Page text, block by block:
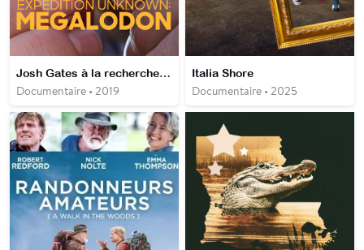
Josh Gates à la recherche du mégalodon
Documentaire • 2019
Italia Shore
Documentaire • 2025